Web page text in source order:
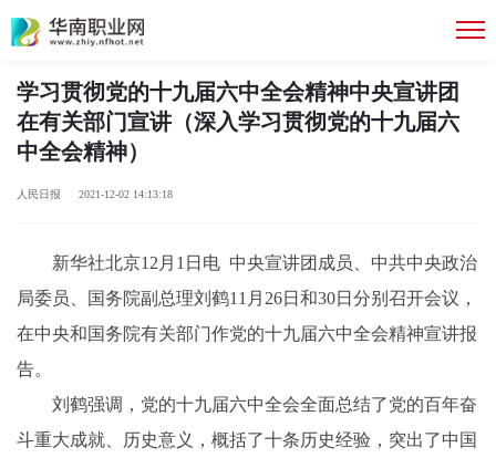
学习贯彻党的十九届六中全会精神中央宣讲团
在有关部门宣讲（深入学习贯彻党的十九届六
中全会精神）
人民日报 2021-12-02 14:13:18
新华社北京12月1日电 中央宣讲团成员、中共中央政治
局委员、国务院副总理刘鹤11月26日和30日分别召开会议，
在中央和国务院有关部门作党的十九届六中全会精神宣讲报
告。
刘鹤强调，党的十九届六中全会全面总结了党的百年奋
斗重大成就、历史意义，概括了十条历史经验，突出了中国